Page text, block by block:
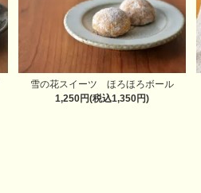
雪の花スイーツ ほろほろボール
1,250円(税込1,350円)